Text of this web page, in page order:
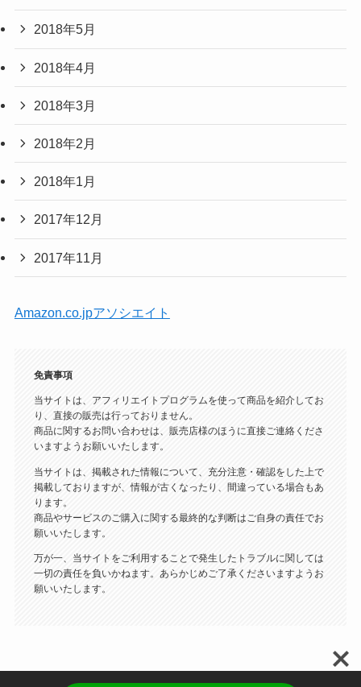
2018年5月
2018年4月
2018年3月
2018年2月
2018年1月
2017年12月
2017年11月
Amazon.co.jpアソシエイト
免責事項
当サイトは、アフィリエイトプログラムを使って商品を紹介してお
り、直接の販売は行っておりません。
商品に関するお問い合わせは、販売店様のほうに直接ご連絡くださ
いますようお願いいたします。
当サイトは、掲載された情報について、充分注意・確認をした上で
掲載しておりますが、情報が古くなったり、間違っている場合もあ
ります。
商品やサービスのご購入に関する最終的な判断はご自身の責任でお
願いいたします。
万が一、当サイトをご利用することで発生したトラブルに関しては
一切の責任を負いかねます。あらかじめご了承くださいますようお
願いいたします。